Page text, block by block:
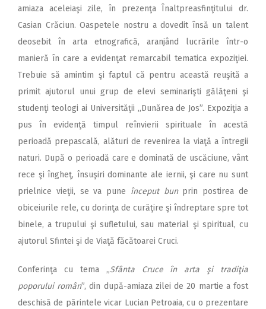
amiaza aceleiaşi zile, în prezenţa Înaltpreasfinţitului dr.
Casian Crăciun. Oaspetele nostru a dovedit însă un talent
deosebit în arta etnografică, aranjând lucrările într-o
manieră în care a evidenţat remarcabil tematica expoziţiei.
Trebuie să amintim şi faptul că pentru această reuşită a
primit ajutorul unui grup de elevi seminarişti gălăţeni şi
studenţi teologi ai Universităţii ,,Dunărea de Jos”. Expoziţia a
pus în evidenţă timpul reînvierii spirituale în acestă
perioadă prepascală, alături de revenirea la viaţă a întregii
naturi. După o perioadă care e dominată de uscăciune, vânt
rece şi îngheţ, însuşiri dominante ale iernii, şi care nu sunt
prielnice vieţii, se va pune început bunprin postirea de
obiceiurile rele, cu dorinţa de curăţire şi îndreptare spre tot
binele, a trupului şi sufletului, sau material şi spiritual, cu
ajutorul Sfintei şi de Viaţă făcătoarei Cruci.
Conferinţa cu tema „Sfânta Cruce în arta şi tradiţia
poporului român”, din după-amiaza zilei de 20 martie a fost
deschisă de părintele vicar Lucian Petroaia, cu o prezentare